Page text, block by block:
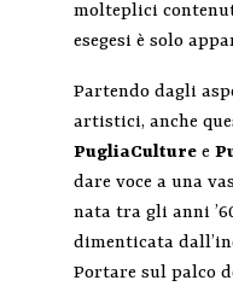
molteplici
esegesi è solo
Partendo dagli
artistici, anche
PugliaCulturee
dare voce a una
nata tra gli anni
dimenticata
Portare sul palco